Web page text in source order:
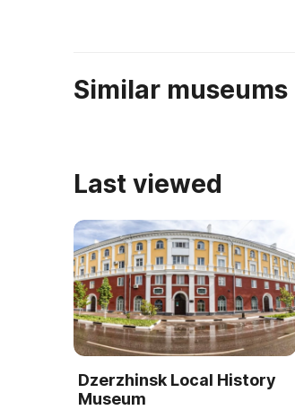
Similar museums
Last viewed
Dzerzhinsk Local History
Museum